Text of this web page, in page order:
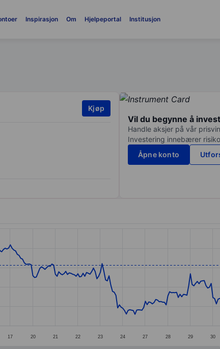
Inspirasjon Om Hjelpeportal Institusjon
Kjøp
Vil du begynne å
Handle aksjer på vår
Investering innebærer
Åpne konto
Data ranges from 180.68 to 214.03.
17 20 21 22 23 24 27 28 29 30